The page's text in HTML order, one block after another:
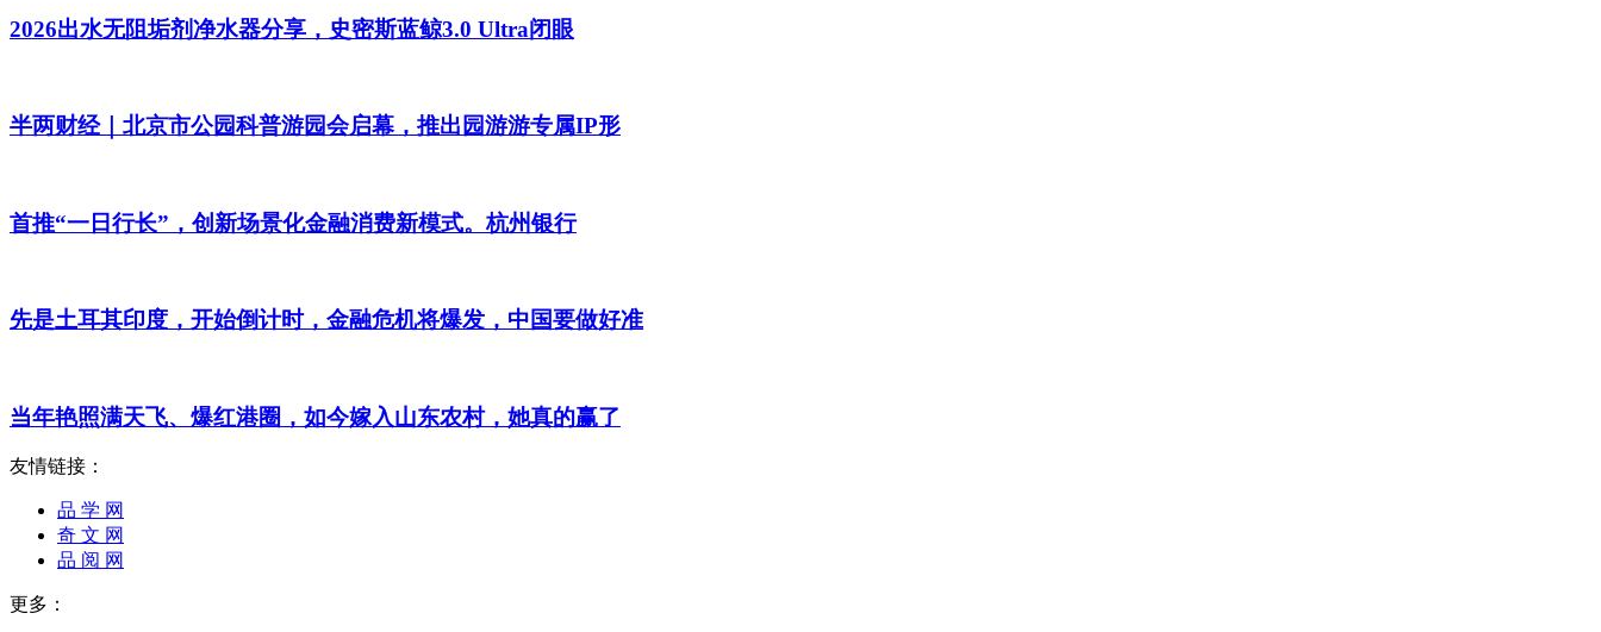
2026出水无阻垢剂净水器分享，史密斯蓝鲸3.0 Ultra闭眼
半两财经｜北京市公园科普游园会启幕，推出园游游专属IP形
首推“一日行长”，创新场景化金融消费新模式。杭州银行
先是土耳其印度，开始倒计时，金融危机将爆发，中国要做好准
当年艳照满天飞、爆红港圈，如今嫁入山东农村，她真的赢了
友情链接：
品 学 网
奇 文 网
品 阅 网
更多：